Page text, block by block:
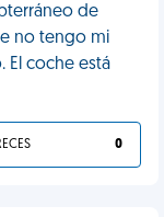
de
no tengo mi
El coche está
0